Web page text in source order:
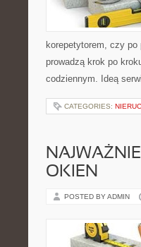
korepetytorem, czy
prowadzą krok po
codziennym. Ideą
CATEGORIES:
OKIEN
POSTED BY ADMIN